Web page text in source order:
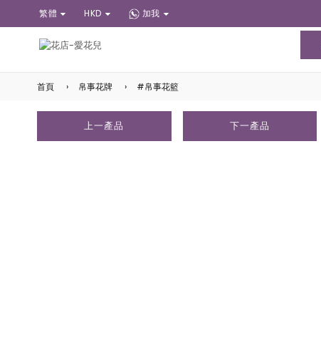
繁體 HKD 加我
首頁 › 帛事花牌 › #帛事花籃
上一產品 下一產品